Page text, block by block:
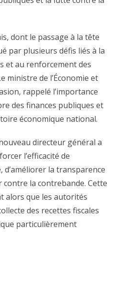
dont le passage à la tête
par plusieurs défis liés à la
et au renforcement des
ministre de l’Économie et
rappelé l’importance
des finances publiques et
économique national.
directeur général a
l’efficacité de
d’améliorer la transparence
la contrebande. Cette
alors que les autorités
des recettes fiscales
particulièrement